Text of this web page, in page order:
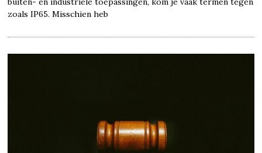
zoals IP65. Misschien heb